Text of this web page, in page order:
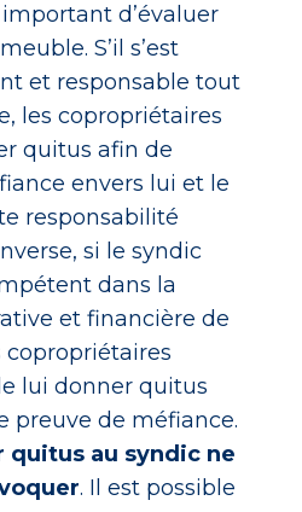
d’évaluer
S’il s’est
et responsable tout
les copropriétaires
quitus afin de
envers lui et le
responsabilité
si le syndic
dans la
et financière de
copropriétaires
lui donner quitus
preuve de méfiance.
quitus au syndic ne
. Il est possible